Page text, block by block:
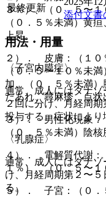
３％）、（０．５〜
（０．５％未満）黄
上昇。
２）． 皮膚：（１０
（０．５〜１０％未
加、（０．５％未満
だあれ、蕁麻疹、点
３）． 男性化現象：
（０．５％未満）陰核
４）． 電解質代謝：
１％）、（０．５〜１
５）． 子宮：（０．
最終更新
添付文書
用法・用量
〈子宮内膜症〉
通常、成人にはダナ
２回に分け、月経周
投与する。症状により
〈乳腺症〉
通常、成人にはダナ
け、月経周期第２〜
る。